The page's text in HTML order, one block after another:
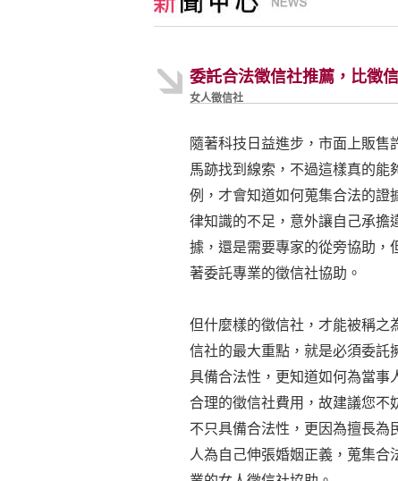
委託合法徵信社推薦，比徵
女人徵信社
隨著科技日益進步，市面上販售
馬跡找到線索，不過這樣真的能
例，才會知道如何蒐集合法的證
律知識的不足，意外讓自己承擔
據，還是需要專家的從旁協助，
著委託專業的徵信社協助。
但什麼樣的徵信社，才能被稱之
信社的最大重點，就是必須委託
具備合法性，更知道如何為當事
合理的徵信社費用，故建議您不
不只具備合法性，更因為擅長為
人為自己伸張婚姻正義，蒐集